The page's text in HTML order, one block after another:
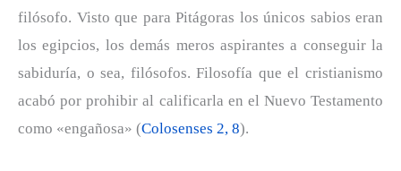
filósofo. Visto que para Pitágoras los únicos sabios eran
los egipcios, los demás meros aspirantes a conseguir la
sabiduría, o sea, filósofos. Filosofía que el cristianismo
acabó por prohibir al calificarla en el Nuevo Testamento
como «engañosa» (Colosenses 2, 8).